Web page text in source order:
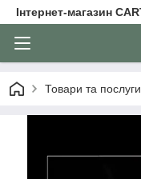
Інтернет-магазин
Товари та послуги